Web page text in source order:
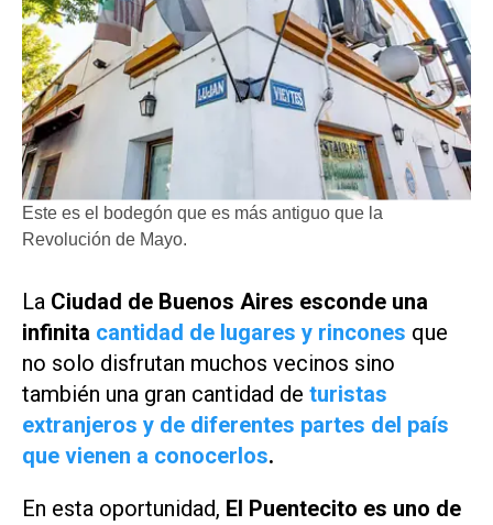
Este es el bodegón que es más antiguo que la
Revolución de Mayo.
La Ciudad de Buenos Aires esconde una
infinita cantidad de lugares y rincones que
no solo disfrutan muchos vecinos sino
también una gran cantidad de turistas
extranjeros y de diferentes partes del país
que vienen a conocerlos.
En esta oportunidad, El Puentecito es uno de